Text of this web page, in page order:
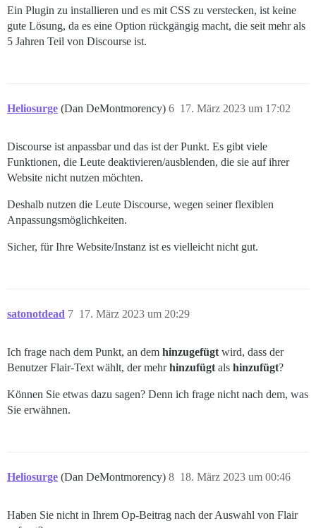
Ein Plugin zu installieren und es mit CSS zu verstecken, ist keine
gute Lösung, da es eine Option rückgängig macht, die seit mehr als
5 Jahren Teil von Discourse ist.
Heliosurge (Dan DeMontmorency) 17. März 2023 um 17:02
6
Discourse ist anpassbar und das ist der Punkt. Es gibt viele
Funktionen, die Leute deaktivieren/ausblenden, die sie auf ihrer
Website nicht nutzen möchten.
Deshalb nutzen die Leute Discourse, wegen seiner flexiblen
Anpassungsmöglichkeiten.
Sicher, für Ihre Website/Instanz ist es vielleicht nicht gut.
satonotdead 17. März 2023 um 20:29
7
Ich frage nach dem Punkt, an dem hinzugefügt wird, dass der
Benutzer Flair-Text wählt, der mehrhinzufügt als hinzufügt?
Können Sie etwas dazu sagen? Denn ich frage nicht nach dem, was
Sie erwähnen.
Heliosurge (Dan DeMontmorency) 18. März 2023 um 00:46
8
Haben Sie nicht in Ihrem Op-Beitrag nach der Auswahl von Flair